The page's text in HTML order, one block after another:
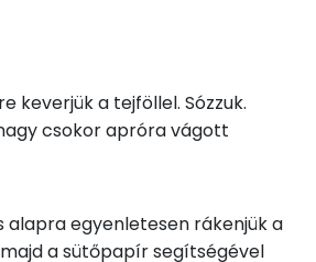
keverjük a tejföllel. Sózzuk.
csokor apróra vágott
alapra egyenletesen rákenjük a
a sütőpapír segítségével